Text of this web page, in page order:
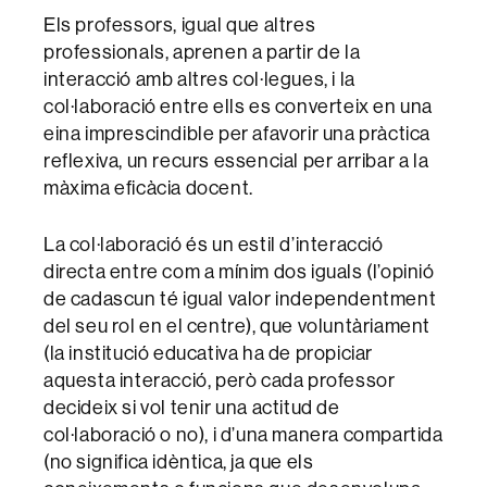
Els professors, igual que altres
professionals, aprenen a partir de la
interacció amb altres col·legues, i la
col·laboració entre ells es converteix en una
eina imprescindible per afavorir una pràctica
reflexiva, un recurs essencial per arribar a la
màxima eficàcia docent.
La col·laboració és un estil d’interacció
directa entre com a mínim dos iguals (l’opinió
de cadascun té igual valor independentment
del seu rol en el centre), que voluntàriament
(la institució educativa ha de propiciar
aquesta interacció, però cada professor
decideix si vol tenir una actitud de
col·laboració o no), i d’una manera compartida
(no significa idèntica, ja que els